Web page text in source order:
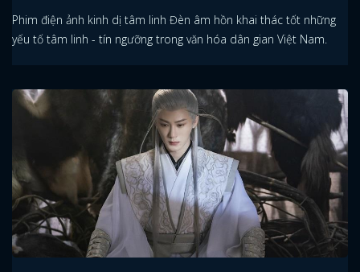
Phim điện ảnh kinh dị tâm linh Đèn âm hồn khai thác tốt những
yếu tố tâm linh - tín ngưỡng trong văn hóa dân gian Việt Nam.